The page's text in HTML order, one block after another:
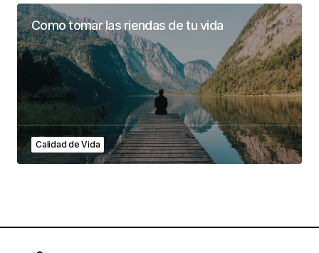
Como tomar las riendas de tu vida
Calidad de Vida